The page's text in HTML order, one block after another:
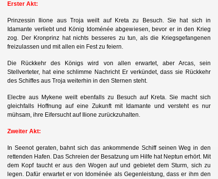
Erster Akt:
Prinzessin Ilione aus Troja weilt auf Kreta zu Besuch. Sie hat sich in
Idamante verliebt und König Idoménée abgewiesen, bevor er in den Krieg
zog. Der Kronprinz hat nichts besseres zu tun, als die Kriegsgefangenen
freizulassen und mit allen ein Fest zu feiern.
Die Rückkehr des Königs wird von allen erwartet, aber Arcas, sein
Stellverteter, hat eine schlimme Nachricht Er verkündet, dass sie Rückkehr
des Schiffes aus Troja weiterhin in den Sternen steht.
Electre aus Mykene weilt ebenfalls zu Besuch auf Kreta. Sie macht sich
gleichfalls Hoffnung auf eine Zukunft mit Idamante und versteht es nur
mühsam, ihre Eifersucht auf Ilione zurückzuhalten.
Zweiter Akt:
In Seenot geraten, bahnt sich das ankommende Schiff seinen Weg in den
rettenden Hafen. Das Schreien der Besatzung um Hilfe hat Neptun erhört. Mit
dem Kopf taucht er aus den Wogen auf und gebietet dem Sturm, sich zu
legen. Dafür erwartet er von Idoménée als Gegenleistung, dass er ihm den